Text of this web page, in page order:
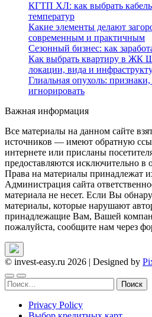
КГТП ХЛ: как выбрать
температур
Какие элементы делают
современным и практичным
Сезонный бизнес: как
Как выбрать квартиру в ЖК
локации, вида и
Глиальная опухоль:
игнорировать
Важная информация
Все материалы на данном сайте
источников — имеют обратную
интернете или присланы
предоставляются исключительно в
Права на материалы принадлежат
Администрация сайта
материала не несет. Если Вы
материалы, которые нарушают
принадлежащие Вам, Вашей
пожалуйста, сообщите нам через
© invest-easy.ru 2026 | Designed by
Найти:
Privacy Policy